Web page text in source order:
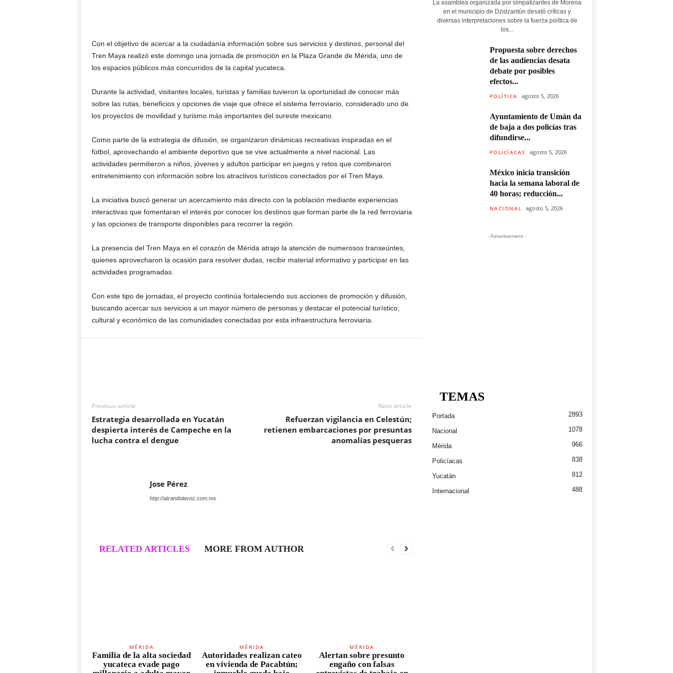
Con el objetivo de acercar a la ciudadanía información sobre sus servicios y destinos, personal del
Tren Maya realizó este domingo una jornada de promoción en la Plaza Grande de Mérida, uno de
los espacios públicos más concurridos de la capital yucateca.
Durante la actividad, visitantes locales, turistas y familias tuvieron la oportunidad de conocer más
sobre las rutas, beneficios y opciones de viaje que ofrece el sistema ferroviario, considerado uno de
los proyectos de movilidad y turismo más importantes del sureste mexicano.
Como parte de la estrategia de difusión, se organizaron dinámicas recreativas inspiradas en el
fútbol, aprovechando el ambiente deportivo que se vive actualmente a nivel nacional. Las
actividades permitieron a niños, jóvenes y adultos participar en juegos y retos que combinaron
entretenimiento con información sobre los atractivos turísticos conectados por el Tren Maya.
La iniciativa buscó generar un acercamiento más directo con la población mediante experiencias
interactivas que fomentaran el interés por conocer los destinos que forman parte de la red ferroviaria
y las opciones de transporte disponibles para recorrer la región.
La presencia del Tren Maya en el corazón de Mérida atrajo la atención de numerosos transeúntes,
quienes aprovecharon la ocasión para resolver dudas, recibir material informativo y participar en las
actividades programadas.
Con este tipo de jornadas, el proyecto continúa fortaleciendo sus acciones de promoción y difusión,
buscando acercar sus servicios a un mayor número de personas y destacar el potencial turístico,
cultural y económico de las comunidades conectadas por esta infraestructura ferroviaria.
Previous article
Estrategia desarrollada en Yucatán
despierta interés de Campeche en la
lucha contra el dengue
Next article
Refuerzan vigilancia en Celestún;
retienen embarcaciones por presuntas
anomalías pesqueras
Jose Pérez
http://alzandolavoz.com.mx
RELATED ARTICLES MORE FROM AUTHOR
MÉRIDA
Familia de la alta sociedad
yucateca evade pago
MÉRIDA
Autoridades realizan cateo
en vivienda de Pacabtún;
MÉRIDA
Alertan sobre presunto
engaño con falsas
La asamblea organizada por simpatizantes de Morena
en el municipio de Dzidzantún desató críticas y
diversas interpretaciones sobre la fuerza política de
los...
Propuesta sobre derechos
de las audiencias desata
debate por posibles
efectos...
POLÍTICA agosto 5, 2026
Ayuntamiento de Umán da
de baja a dos policías tras
difundirse...
POLICÍACAS agosto 5, 2026
México inicia transición
hacia la semana laboral de
40 horas; reducción...
NACIONAL agosto 5, 2026
- Advertisement -
TEMAS
Portada 2893
Nacional 1078
Mérida 966
Policíacas 838
Yucatán 812
Internacional 488